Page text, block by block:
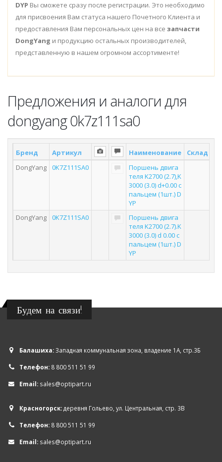
DYP Вы сможете сразу после регистрации. Это необходимо
для присвоения Вам статуса нашего Почетного Клиента и
предоставления Вам персональных цен на все запчасти
DongYang и продукцию остальных производителей,
представленную в нашем огромном ассортименте!
Предложения и аналоги для
dongyang 0k7z111sa0
Бренд Артикул Наименование Склад *
DongYang
0K7Z111SA0
Поршень двига
теля K2700 (2.7),K
3000 (3.0) d+0.00 с
пальцем (1шт.) D
YP
DongYang
0K7Z111SA0
Поршень двига
теля K2700 (2.7).K
3000 (3.0) d 0.00 с
пальцем (1шт.) D
YP
Будем на связи!
Балашиха:Западная коммунальная зона, владение 1А, стр.3Б
Телефон: 8 800 511 51 99
Email: sales@optipart.ru
Красногорск:деревня Гольево, ул. Центральная, стр. 3В
Телефон: 8 800 511 51 99
Email: sales@optipart.ru